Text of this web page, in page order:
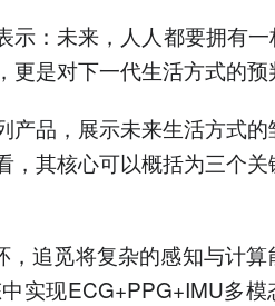
示：未来，人人都要拥有一
是对下一代生活方式的预
品，展示未来生活方式的
其核心可以概括为三个关
，追觅将复杂的感知与计算
实现ECG+PPG+IMU多模